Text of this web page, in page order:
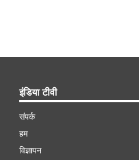
इंडिया टीवी
संपर्क
हम
विज्ञापन